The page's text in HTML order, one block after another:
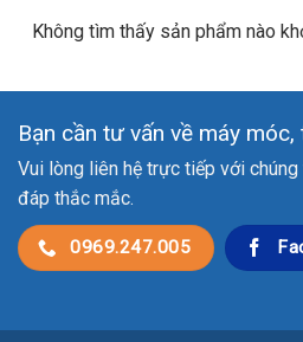
Không tìm thấy sản phẩm nào
Bạn cần tư vấn về máy
Vui lòng liên hệ trực tiếp với
đáp thắc mắc.
0969.247.005